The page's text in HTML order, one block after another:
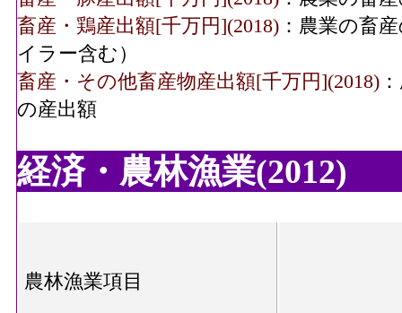
畜産・鶏産出額[千万円](2018) ：農業の畜
イラー含む）
畜産・その他畜産物産出額[千万円](2018)
の産出額
経済・農林漁業(2012)
農林漁業項目